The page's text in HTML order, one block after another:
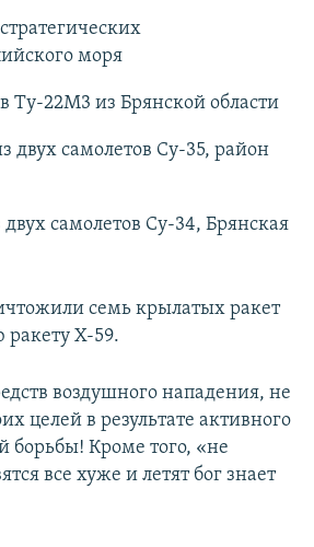
моря
Ту-22М3 из Брянской области
самолетов Су-35, район
самолетов Су-34, Брянская
семь крылатых ракет
Х-59.
воздушного нападения, не
целей в результате активного
борьбы! Кроме того, «не
все хуже и летят бог знает